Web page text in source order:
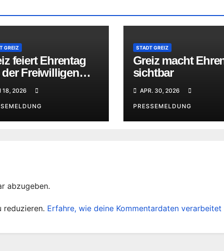
GREIZ
feiert Ehrentag
Freiwilligen
18, 2026
STADT GREIZ
Greiz macht
sichtbar
APR. 30, 2026
PRESSEMELDUNG
abzugeben.
reduzieren. Erfahre, wie deine Kommentardaten verarbeitet